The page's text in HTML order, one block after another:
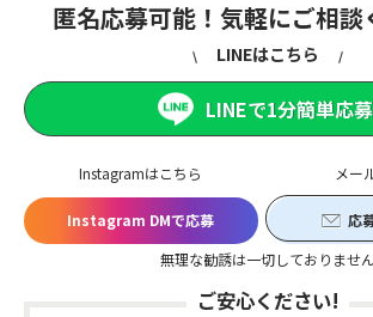
匿名応募可能！気軽にご相談
Instagramはこちら
Instagram DMで応募
メー
応
無理な勧誘は一切しておりません
LINEはこちら
LINEで1分簡単応
ご安心ください!